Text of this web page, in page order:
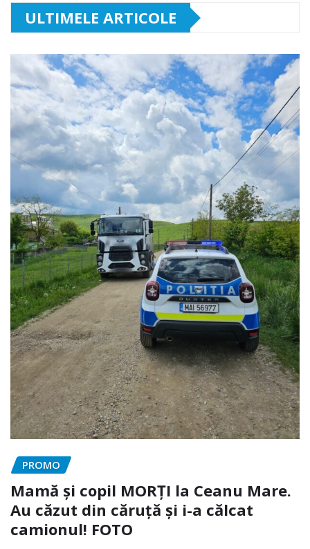
ULTIMELE ARTICOLE
PROMO
Mamă și copil MORȚI la Ceanu Mare.
Au căzut din căruță și i-a călcat
camionul! FOTO